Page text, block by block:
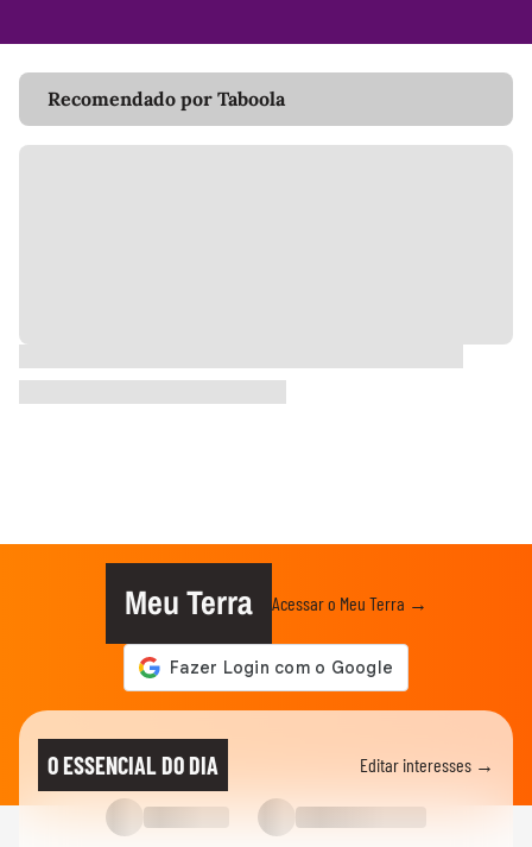
Recomendado por Taboola
Meu Terra Acessar o Meu Terra →
O ESSENCIAL DO DIA Editar interesses →